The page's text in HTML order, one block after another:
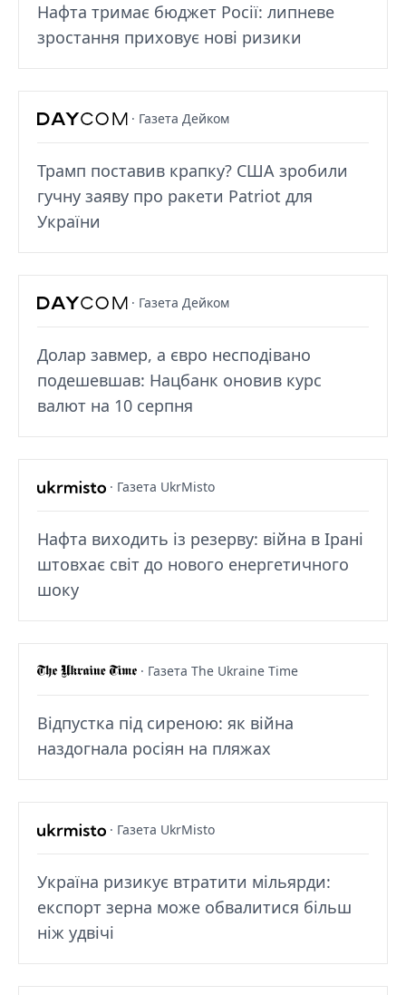
Нафта тримає бюджет Росії: липневе
зростання приховує нові ризики
· Газета Дейком
Трамп поставив крапку? США зробили
гучну заяву про ракети Patriot для
України
· Газета Дейком
Долар завмер, а євро несподівано
подешевшав: Нацбанк оновив курс
валют на 10 серпня
· Газета UkrMisto
Нафта виходить із резерву: війна в Ірані
штовхає світ до нового енергетичного
шоку
· Газета The Ukraine Time
Відпустка під сиреною: як війна
наздогнала росіян на пляжах
· Газета UkrMisto
Україна ризикує втратити мільярди:
експорт зерна може обвалитися більш
ніж удвічі